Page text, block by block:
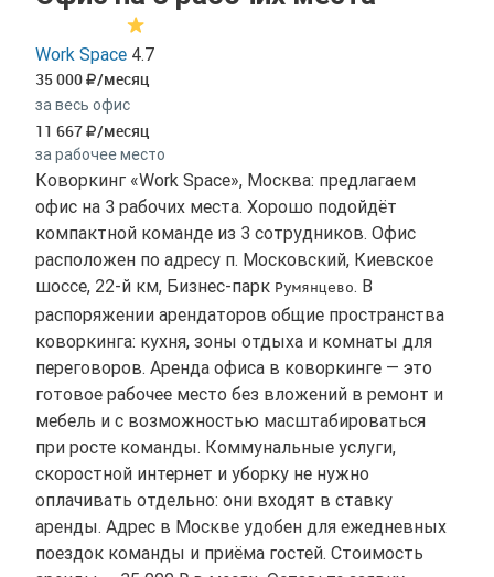
Work Space 4.7
35 000 /месяц
за весь офис
11 667 /месяц
за рабочее место
Коворкинг «Work Space», Москва: предлагаем
офис на 3 рабочих места. Хорошо подойдёт
компактной команде из 3 сотрудников. Офис
расположен по адресу п. Московский, Киевское
шоссе, 22-й км, Бизнес-парк Румянцево. В
распоряжении арендаторов общие пространства
коворкинга: кухня, зоны отдыха и комнаты для
переговоров. Аренда офиса в коворкинге — это
готовое рабочее место без вложений в ремонт и
мебель и с возможностью масштабироваться
при росте команды. Коммунальные услуги,
скоростной интернет и уборку не нужно
оплачивать отдельно: они входят в ставку
аренды. Адрес в Москве удобен для ежедневных
поездок команды и приёма гостей. Стоимость